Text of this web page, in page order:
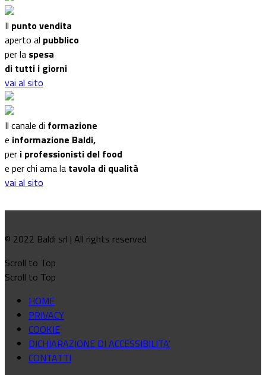
Il punto vendita
aperto al pubblico
per la spesa
di tutti i giorni
vai al sito
Il canale di formazione
e informazione Baldi,
per i professionisti del food
e per chi ama la tavola di qualità
vai al sito
© 2022 Baldi srl | All rights reserved
Scroll to Top
Scroll to Top
HOME
PRIVACY
COOKIE
DICHIARAZIONE DI ACCESSIBILITA'
CONTATTI